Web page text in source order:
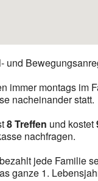
immer montags im
nacheinander statt.
8 Treffen und kostet
nachfragen.
jede Familie
ganze 1.